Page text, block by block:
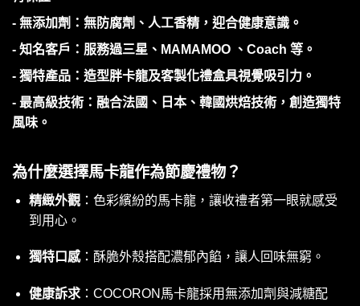
- 無添加劑：無防腐劑、人工香精，迎合健康意識。
- 知名客戶：服務過三星、MAMAMOO 、Coach 等。
- 獨特產品：造型胖卡龍及客製化禮盒具視覺吸引力。
- 最高級技術：融合法國、日本、韓國烘焙技術，創造獨特
風味。
為什麼選擇馬卡龍作為節慶禮物？
精緻外觀：色彩繽紛的馬卡龍，讓收禮者第一眼就感受
到用心。
獨特口感：酥脆外殼搭配濃郁內餡，讓人回味無窮。
健康訴求：COCORON馬卡龍採用無添加劑與減糖配